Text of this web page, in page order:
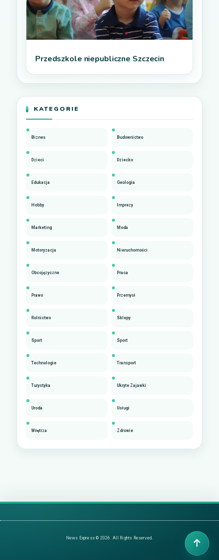
Przedszkole niepubliczne Szczecin
KATEGORIE
Biznes Budownictwo
Dzieci Dziecko
Edukacja Geologia
Hobby Imprezy
Marketing Moda
Motoryzacja Nieruchomości
Obcojęzyczne Praca
Prawo Przemysł
Rolnictwo Sklepy
Sport Sport
Technologie Transport
Turystyka Ukryte Zajawki
Uroda Usługi
Wnętrza Zdrowie
News Express © 2026. All Rights Reserved.